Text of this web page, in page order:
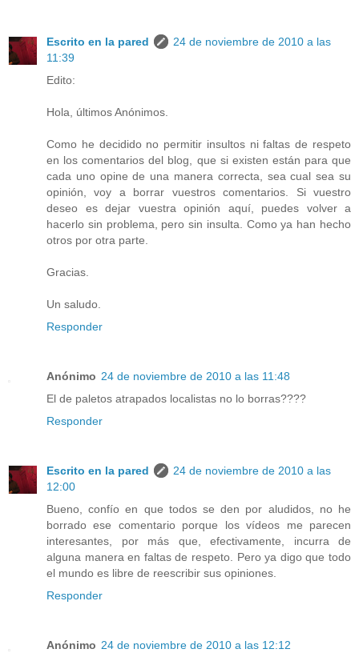
Escrito en la pared
24 de noviembre de 2010 a las
11:39
Edito:
Hola, últimos Anónimos.
Como he decidido no permitir insultos ni faltas de respeto
en los comentarios del blog, que si existen están para que
cada uno opine de una manera correcta, sea cual sea su
opinión, voy a borrar vuestros comentarios. Si vuestro
deseo es dejar vuestra opinión aquí, puedes volver a
hacerlo sin problema, pero sin insulta. Como ya han hecho
otros por otra parte.
Gracias.
Un saludo.
Responder
Anónimo 24 de noviembre de 2010 a las 11:48
El de paletos atrapados localistas no lo borras????
Responder
Escrito en la pared
24 de noviembre de 2010 a las
12:00
Bueno, confío en que todos se den por aludidos, no he
borrado ese comentario porque los vídeos me parecen
interesantes, por más que, efectivamente, incurra de
alguna manera en faltas de respeto. Pero ya digo que todo
el mundo es libre de reescribir sus opiniones.
Responder
Anónimo 24 de noviembre de 2010 a las 12:12